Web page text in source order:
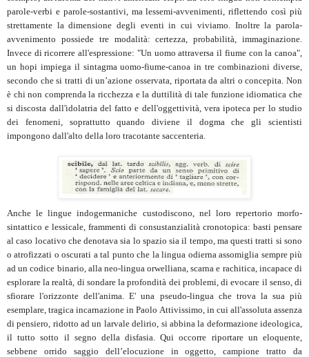
parole-verbi e parole-sostantivi, ma lessemi-avvenimenti, riflettendo così più
strettamente la dimensione degli eventi in cui viviamo. Inoltre la parola-
avvenimento possiede tre modalità: certezza, probabilità, immaginazione.
Invece di ricorrere all'espressione: "Un uomo attraversa il fiume con la canoa",
un hopi impiega il sintagma uomo-fiume-canoa in tre combinazioni diverse,
secondo che si tratti di un’azione osservata, riportata da altri o concepita. Non
è chi non comprenda la ricchezza e la duttilità di tale funzione idiomatica che
si discosta dall'idolatria del fatto e dell'oggettività, vera ipoteca per lo studio
dei fenomeni, soprattutto quando diviene il dogma che gli scientisti
impongono dall'alto della loro tracotante saccenteria.
Anche le lingue indogermaniche custodiscono, nel loro repertorio morfo-
sintattico e lessicale, frammenti di consustanzialità cronotopica: basti pensare
al caso locativo che denotava sia lo spazio sia il tempo, ma questi tratti si sono
o atrofizzati o oscurati a tal punto che la lingua odierna assomiglia sempre più
ad un codice binario, alla neo-lingua orwelliana, scarna e rachitica, incapace di
esplorare la realtà, di sondare la profondità dei problemi, di evocare il senso, di
sfiorare l'orizzonte dell'anima. E' una pseudo-lingua che trova la sua più
esemplare, tragica incarnazione in Paolo Attivissimo, in cui all'assoluta assenza
di pensiero, ridotto ad un larvale delirio, si abbina la deformazione ideologica,
il tutto sotto il segno della disfasia. Qui occorre riportare un eloquente,
sebbene orrido saggio dell’elocuzione in oggetto, campione tratto da